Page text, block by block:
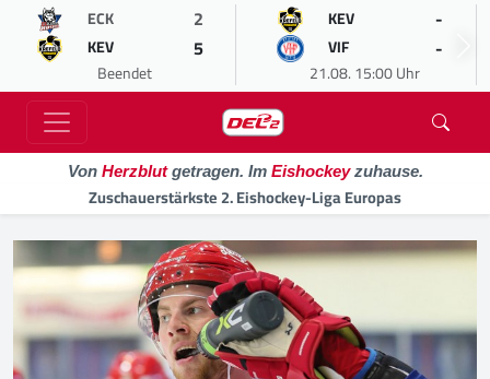
ECK 2
KEV 5
Beendet
KEV -
VIF -
21.08. 15:00 Uhr
Von Herzblutgetragen. Im Eishockeyzuhause.
Zuschauerstärkste 2. Eishockey-Liga Europas